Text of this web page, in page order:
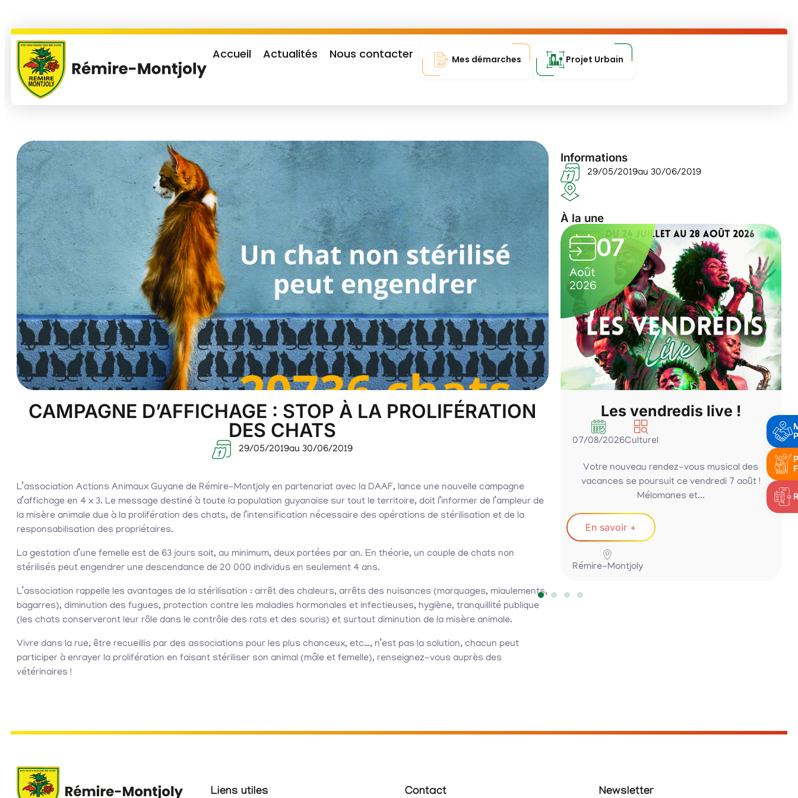
Accueil Actualités Nous contacter Mes démarches Projet Urbain
CAMPAGNE D’AFFICHAGE : STOP À LA PROLIFÉRATION
DES CHATS
29/05/2019au 30/06/2019
L’association Actions Animaux Guyane de Rémire-Montjoly en partenariat avec la DAAF, lance une nouvelle campagne
d’affichage en 4 x 3. Le message destiné à toute la population guyanaise sur tout le territoire, doit l’informer de l’ampleur de
la misère animale due à la prolifération des chats, de l’intensification nécessaire des opérations de stérilisation et de la
responsabilisation des propriétaires.
La gestation d’une femelle est de 63 jours soit, au minimum, deux portées par an. En théorie, un couple de chats non
stérilisés peut engendrer une descendance de 20 000 individus en seulement 4 ans.
L’association rappelle les avantages de la stérilisation : arrêt des chaleurs, arrêts des nuisances (marquages, miaulements,
bagarres), diminution des fugues, protection contre les maladies hormonales et infectieuses, hygiène, tranquillité publique
(les chats conserveront leur rôle dans le contrôle des rats et des souris) et surtout diminution de la misère animale.
Vivre dans la rue, être recueillis par des associations pour les plus chanceux, etc…, n’est pas la solution, chacun peut
participer à enrayer la prolifération en faisant stériliser son animal (mâle et femelle), renseignez-vous auprès des
vétérinaires !
Informations
29/05/2019au 30/06/2019
À la une
07
Août
2026
Les vendredis live !
07/08/2026Culturel
Votre nouveau rendez-vous musical des
vacances se poursuit ce vendredi 7 août !
Mélomanes et...
En savoir +
Rémire-Montjoly
Liens utiles Contact Newsletter